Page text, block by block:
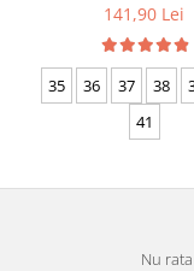
141,90 Lei
35 36 37 38
41
Nu